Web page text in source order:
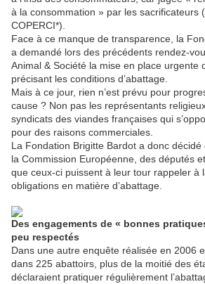
à la consommation » par les sacrificateurs
COPERCI*).
Face à ce manque de transparence, la
a demandé lors des précédents rendez-
Animal & Société la mise en place urgente
précisant les conditions d’abattage.
Mais à ce jour, rien n’est prévu pour
cause ? Non pas les représentants
syndicats des viandes françaises qui
pour des raisons commerciales.
La Fondation Brigitte Bardot a donc décidé
la Commission Européenne, des députés
que ceux-ci puissent à leur tour rappeler à
obligations en matière d’abattage.
Des engagements de « bonnes
peu respectés
Dans une autre enquête réalisée en 2006
dans 225 abattoirs, plus de la moitié des
déclaraient pratiquer régulièrement